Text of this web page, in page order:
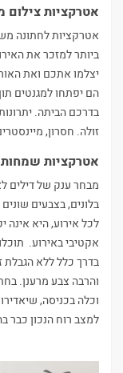
אטרקציות צילום
אטרקציות לחתונה
ביותר למזכר את
יצלמו אתכם ואת
הם יפתחו למגנטים
בדרכם הביתה.
זולה. חסרון,
אטרקציות שמחות
מבחר ענק של דילים
בלונים, בצבעים
לכל אירוע, היא אינה
אקטיבי באירוע.
בדרך כלל ללא הגבלת
והרבה צבע מרענן.
וכלה בכניסה,
למצב רוח הנכון כבר